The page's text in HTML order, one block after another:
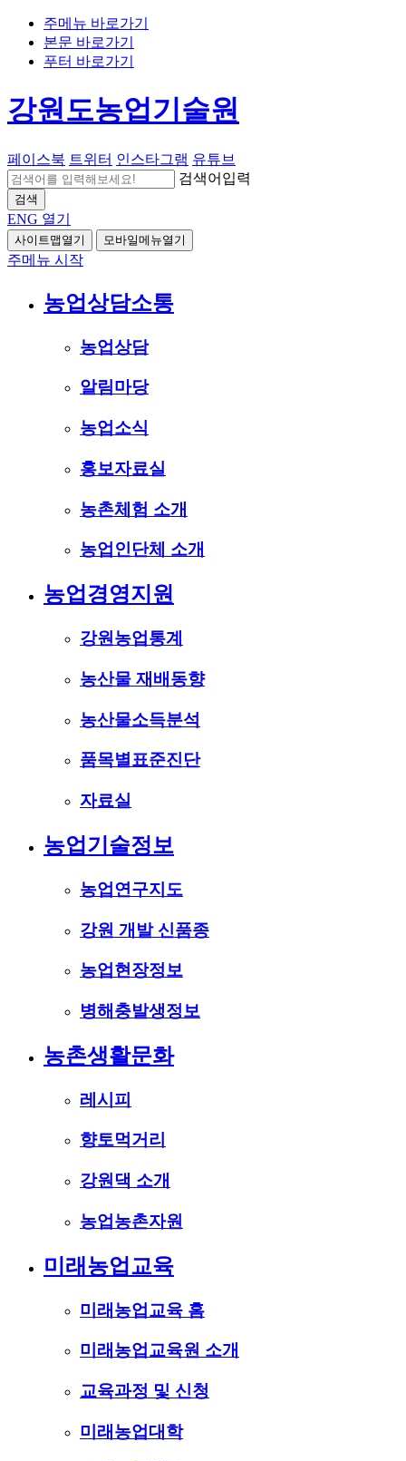
주메뉴 바로가기
본문 바로가기
푸터 바로가기
강원도농업기술원
페이스북 트위터 인스타그램 유튜브
검색어입력
검색
ENG 열기
사이트맵열기 모바일메뉴열기
주메뉴 시작
농업상담소통
농업상담
알림마당
농업소식
홍보자료실
농촌체험 소개
농업인단체 소개
농업경영지원
강원농업통계
농산물 재배동향
농산물소득분석
품목별표준진단
자료실
농업기술정보
농업연구지도
강원 개발 신품종
농업현장정보
병해충발생정보
농촌생활문화
레시피
향토먹거리
강원댁 소개
농업농촌자원
미래농업교육
미래농업교육 홈
미래농업교육원 소개
교육과정 및 신청
미래농업대학